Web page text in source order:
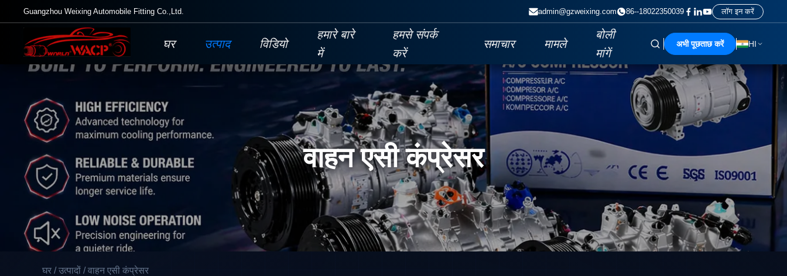
Guangzhou Weixing Automobile Fitting Co.,Ltd. admin@gzweixing.com 86--18022350039 लॉग इन करें
घर उत्पाद विडियो
हमारे बारे
में
हमसे संपर्क
करें
समाचार मामले
बोली
मांगें
अभी पूछताछ करें HI
वाहन एसी कंप्रेसर
घर / उत्पादों / वाहन एसी कंप्रेसर